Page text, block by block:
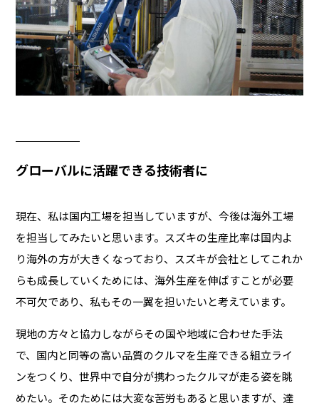
グローバルに活躍できる技術者に
現在、私は国内工場を担当していますが、今後は海外工場
を担当してみたいと思います。スズキの生産比率は国内よ
り海外の方が大きくなっており、スズキが会社としてこれか
らも成長していくためには、海外生産を伸ばすことが必要
不可欠であり、私もその一翼を担いたいと考えています。
現地の方々と協力しながらその国や地域に合わせた手法
で、国内と同等の高い品質のクルマを生産できる組立ライ
ンをつくり、世界中で自分が携わったクルマが走る姿を眺
めたい。そのためには大変な苦労もあると思いますが、達